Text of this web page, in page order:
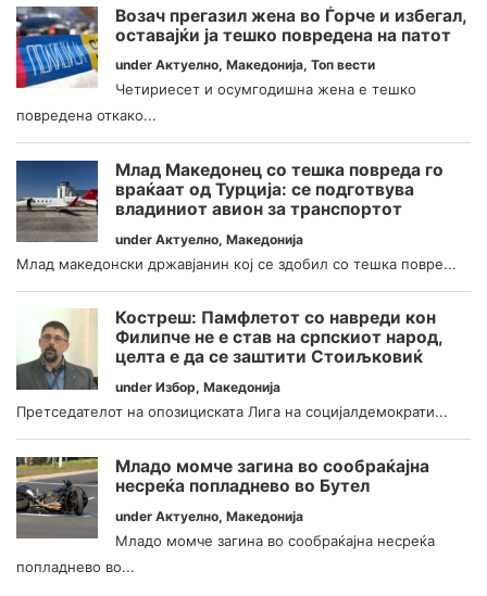
Возач прегазил жена во Ѓорче и избегал,
оставајќи ја тешко повредена на патот
under Актуелно, Македонија, Топ вести
Четириесет и осумгодишна жена е тешко
повредена откако...
Млад Македонец со тешка повреда го
враќаат од Турција: се подготвува
владиниот авион за транспортот
under Актуелно, Македонија
Млад македонски државјанин кој се здобил со тешка повре...
Костреш: Памфлетот со навреди кон
Филипче не е став на српскиот народ,
целта е да се заштити Стоиљковиќ
under Избор, Македонија
Претседателот на опозициската Лига на социјалдемократи...
Младо момче загина во сообраќајна
несреќа попладнево во Бутел
under Актуелно, Македонија
Младо момче загина во сообраќајна несреќа
попладнево во...